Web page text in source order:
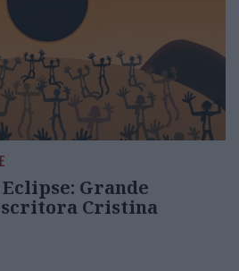
Grande
Cristina